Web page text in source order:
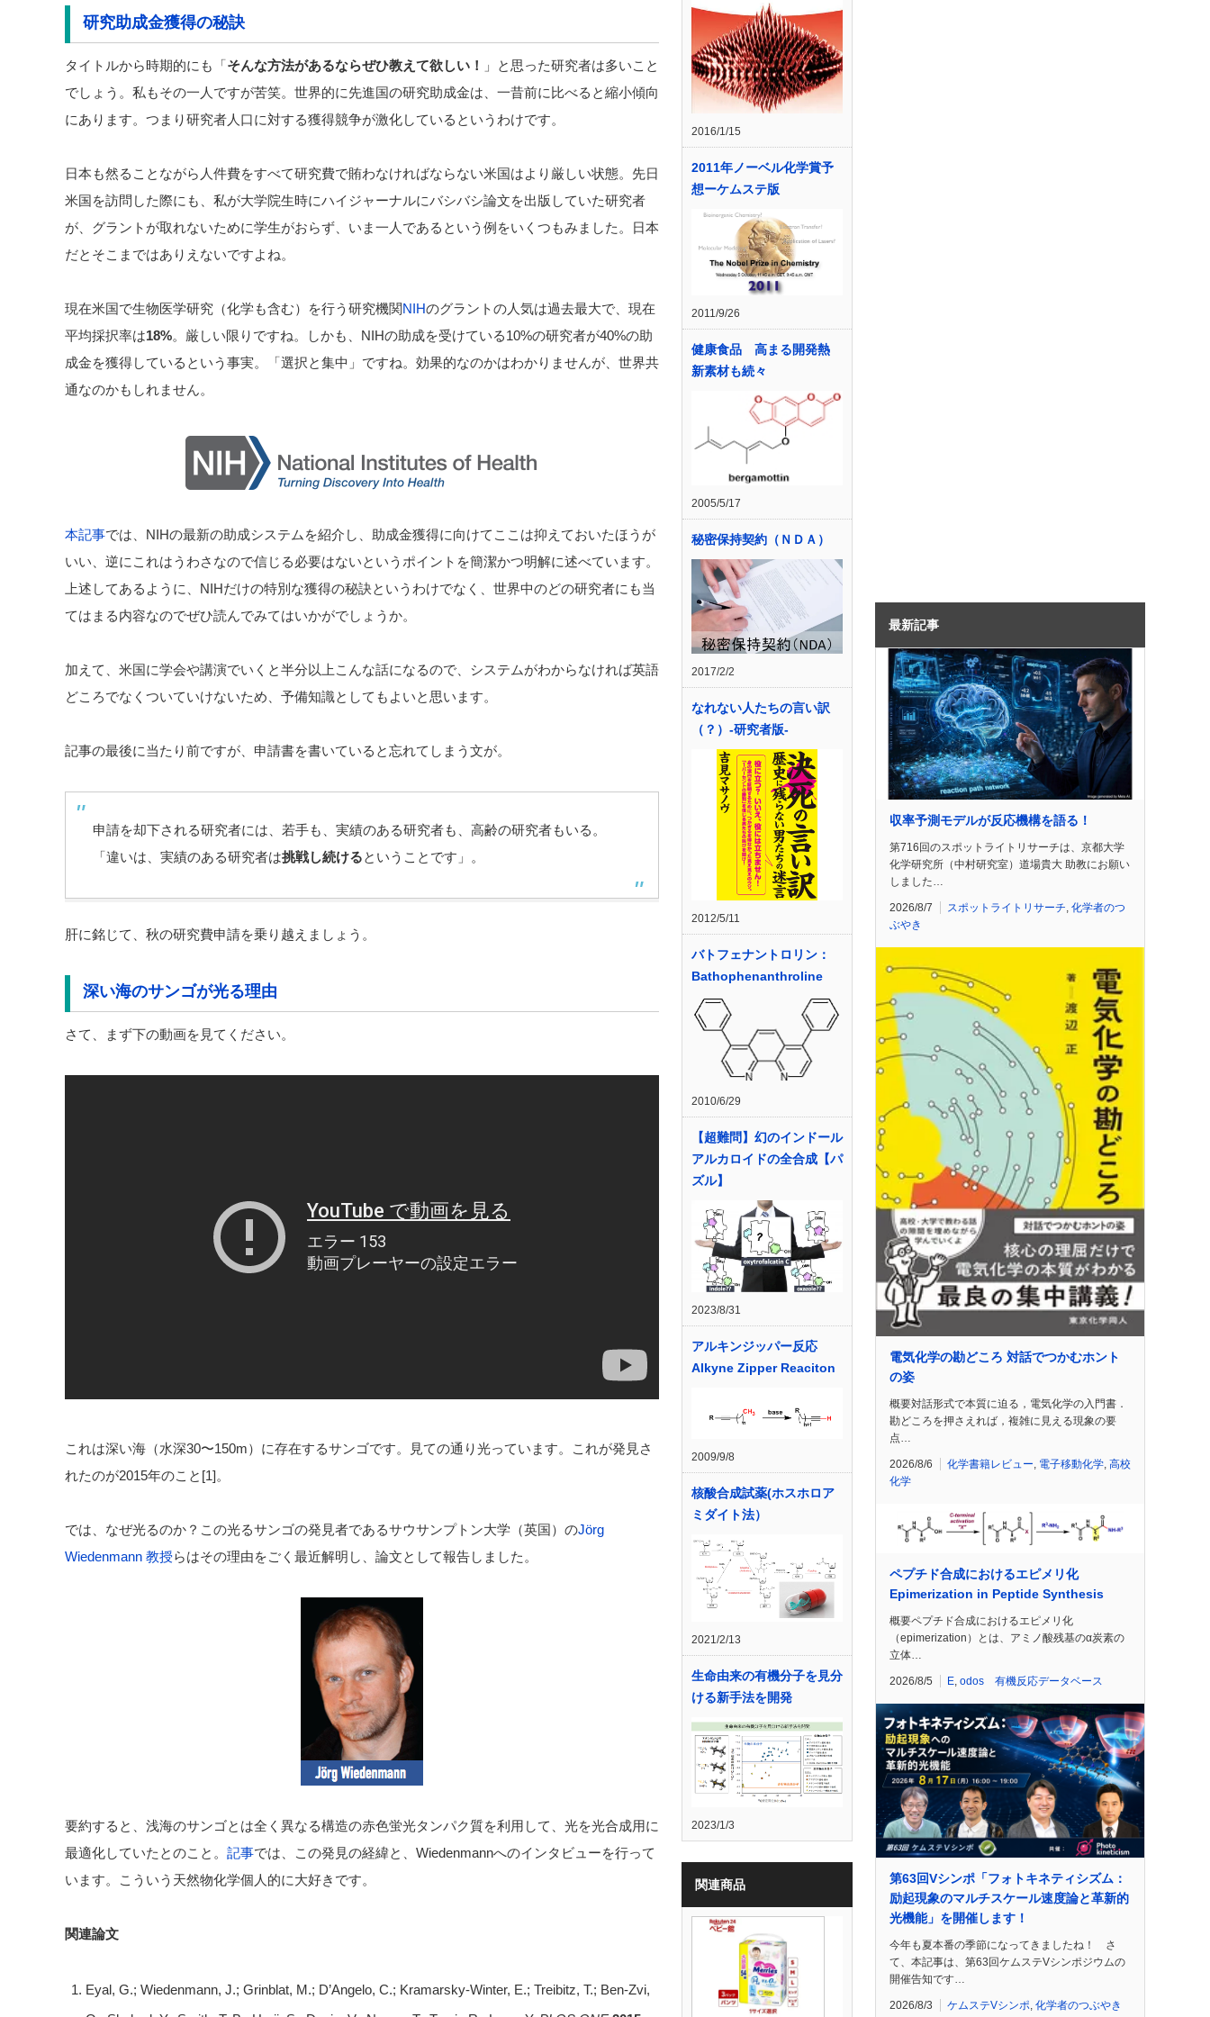
研究助成金獲得の秘訣
タイトルから時期的にも「そんな方法があるならぜひ教えて欲しい！
」と思った研究者は多いこと
でしょう。私もその一人ですが苦笑。世界的に先進国の研究助成金は、一昔前に比べると縮小傾向
にあります。つまり研究者人口に対する獲得競争が激化しているというわけです。
日本も然ることながら人件費をすべて研究費で賄わなければならない米国はより厳しい状態。先日
米国を訪問した際にも、私が大学院生時にハイジャーナルにバシバシ論文を出版していた研究者
が、グラントが取れないために学生がおらず、いま一人であるという例をいくつもみました。日本
だとそこまではありえないですよね。
現在米国で生物医学研究（化学も含む）を行う研究機関NIHのグラントの人気は過去最大で、現在
平均採択率は18%。厳しい限りですね。しかも、NIHの助成を受けている10%の研究者が40%の助
成金を獲得しているという事実。「選択と集中」ですね。効果的なのかはわかりませんが、世界共
通なのかもしれません。
本記事では、NIHの最新の助成システムを紹介し、助成金獲得に向けてここは抑えておいたほうが
いい、逆にこれはうわさなので信じる必要はないというポイントを簡潔かつ明解に述べています。
上述してあるように、NIHだけの特別な獲得の秘訣というわけでなく、世界中のどの研究者にも当
てはまる内容なのでぜひ読んでみてはいかがでしょうか。
加えて、米国に学会や講演でいくと半分以上こんな話になるので、システムがわからなければ英語
どころでなくついていけないため、予備知識としてもよいと思います。
記事の最後に当たり前ですが、申請書を書いていると忘れてしまう文が。
申請を却下される研究者には、若手も、実績のある研究者も、高齢の研究者もいる。
「違いは、実績のある研究者は挑戦し続けるということです」。
肝に銘じて、秋の研究費申請を乗り越えましょう。
深い海のサンゴが光る理由
さて、まず下の動画を見てください。
これは深い海（水深30〜150m）に存在するサンゴです。見ての通り光っています。これが発見さ
れたのが2015年のこと[1]。
では、なぜ光るのか？この光るサンゴの発見者であるサウサンプトン大学（英国）のJörg
Wiedenmann 教授らはその理由をごく最近解明し、論文として報告しました。
要約すると、浅海のサンゴとは全く異なる構造の赤色蛍光タンパク質を利用して、光を光合成用に
最適化していたとのこと。 記事では、この発見の経緯と、Wiedenmannへのインタビューを行って
います。こういう天然物化学個人的に大好きです。
関連論文
Eyal, G.; Wiedenmann, J.; Grinblat, M.; D’Angelo, C.; Kramarsky-Winter, E.; Treibitz, T.; Ben-Zvi,
2016/1/15
2011年ノーベル化学賞予
想ーケムステ版
2011/9/26
健康食品 高まる開発熱
新素材も続々
2005/5/17
秘密保持契約（ＮＤＡ）
2017/2/2
なれない人たちの言い訳
（？）-研究者版-
2012/5/11
バトフェナントロリン：
Bathophenanthroline
2010/6/29
【超難問】幻のインドール
アルカロイドの全合成【パ
ズル】
2023/8/31
アルキンジッパー反応
Alkyne Zipper Reaciton
2009/9/8
核酸合成試薬(ホスホロア
ミダイト法）
2021/2/13
生命由来の有機分子を見分
ける新手法を開発
2023/1/3
関連商品
最新記事
収率予測モデルが反応機構を語る！
第716回のスポットライトリサーチは、京都大学
化学研究所（中村研究室）道場貴大 助教にお願い
しました…
2026/8/7 スポットライトリサーチ 化学者のつ
ぶやき
電気化学の勘どころ 対話でつかむホント
の姿
概要対話形式で本質に迫る，電気化学の入門書．
勘どころを押さえれば，複雑に見える現象の要
点…
2026/8/6 化学書籍レビュー 電子移動化学 高校
化学
ペプチド合成におけるエピメリ化
Epimerization in Peptide Synthesis
概要ペプチド合成におけるエピメリ化
（epimerization）とは、アミノ酸残基のα炭素の
立体…
2026/8/5 E odos 有機反応データベース
第63回Vシンポ「フォトキネティシズム：
励起現象のマルチスケール速度論と革新的
光機能」を開催します！
今年も夏本番の季節になってきましたね！ さ
て、本記事は、第63回ケムステVシンポジウムの
開催告知です…
2026/8/3 ケムステVシンポ, 化学者のつぶやき